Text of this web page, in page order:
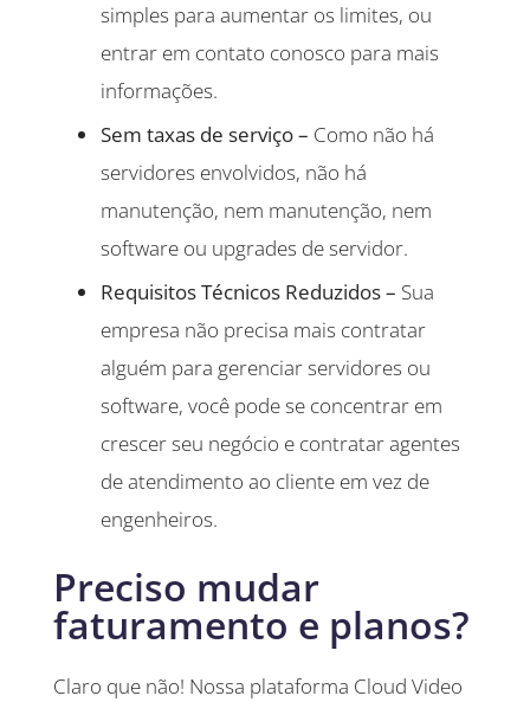
simples para aumentar os limites, ou
entrar em contato conosco para mais
informações.
Sem taxas de serviço – Como não há
servidores envolvidos, não há
manutenção, nem manutenção, nem
software ou upgrades de servidor.
Requisitos Técnicos Reduzidos – Sua
empresa não precisa mais contratar
alguém para gerenciar servidores ou
software, você pode se concentrar em
crescer seu negócio e contratar agentes
de atendimento ao cliente em vez de
engenheiros.
Preciso mudar
faturamento e planos?
Claro que não! Nossa plataforma Cloud Video